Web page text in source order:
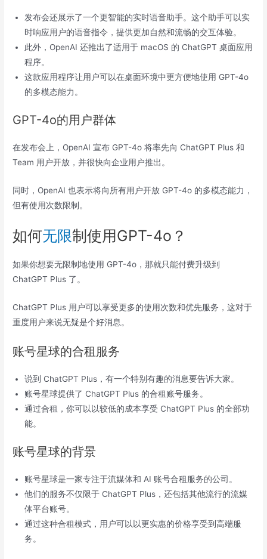
发布会还展示了一个更智能的实时语音助手。这个助手可以实
时响应用户的语音指令，提供更加自然和流畅的交互体验。
此外，OpenAI 还推出了适用于 macOS 的 ChatGPT 桌面应用
程序。
这款应用程序让用户可以在桌面环境中更方便地使用 GPT-4o
的多模态能力。
GPT-4o的用户群体
在发布会上，OpenAI 宣布 GPT-4o 将率先向 ChatGPT Plus 和
Team 用户开放，并很快向企业用户推出。
同时，OpenAI 也表示将向所有用户开放 GPT-4o 的多模态能力，
但有使用次数限制。
如何无限制使用GPT-4o？
如果你想要无限制地使用 GPT-4o，那就只能付费升级到
ChatGPT Plus 了。
ChatGPT Plus 用户可以享受更多的使用次数和优先服务，这对于
重度用户来说无疑是个好消息。
账号星球的合租服务
说到 ChatGPT Plus，有一个特别有趣的消息要告诉大家。
账号星球提供了 ChatGPT Plus 的合租账号服务。
通过合租，你可以以较低的成本享受 ChatGPT Plus 的全部功
能。
账号星球的背景
账号星球是一家专注于流媒体和 AI 账号合租服务的公司。
他们的服务不仅限于 ChatGPT Plus，还包括其他流行的流媒
体平台账号。
通过这种合租模式，用户可以以更实惠的价格享受到高端服
务。